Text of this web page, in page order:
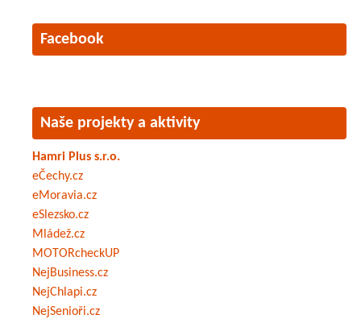
Facebook
Naše projekty a aktivity
Hamri Plus s.r.o.
eČechy.cz
eMoravia.cz
eSlezsko.cz
Mládež.cz
MOTORcheckUP
NejBusiness.cz
NejChlapi.cz
NejSenioři.cz